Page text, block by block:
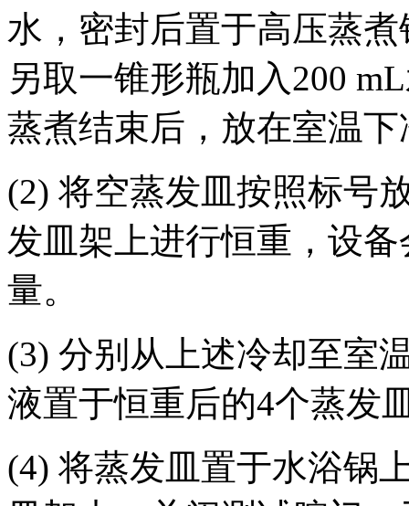
水，密封后置于高压蒸
另取一锥形瓶加入200
蒸煮结束后，放在室温下
(2) 将空蒸发皿按照标号
发皿架上进行恒重，设
量。
(3) 分别从上述冷却至室
液置于恒重后的4个蒸发
(4) 将蒸发皿置于水浴锅